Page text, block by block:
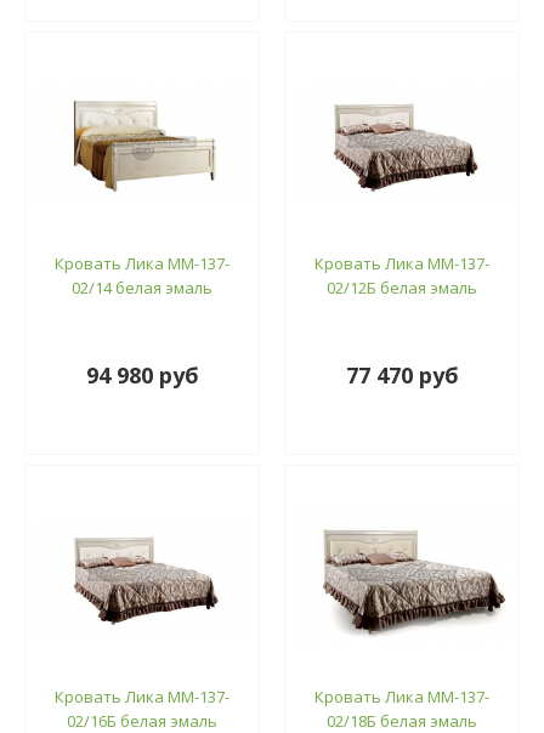
Кровать Лика ММ-137-
02/14 белая эмаль
94 980 руб
Кровать Лика ММ-137-
02/12Б белая эмаль
77 470 руб
Кровать Лика ММ-137-
02/16Б белая эмаль
Кровать Лика ММ-137-
02/18Б белая эмаль